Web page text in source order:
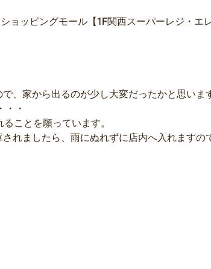
ッピングモール【1F関西スーパーレジ・エ
、家から出るのが少し大変だったかと思いま
・
ことを願っています。
れましたら、雨にぬれずに店内へ入れますの